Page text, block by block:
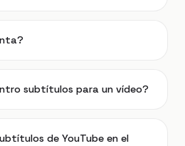
subtítulos para un vídeo?
de YouTube en el